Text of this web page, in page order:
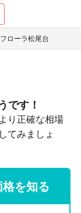
フローラ松尾台
です！
り正確な相場
てみましょ
を知る